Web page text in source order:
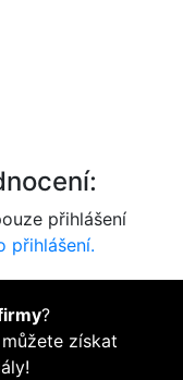
přihlášení
přihlášení.
?
získat